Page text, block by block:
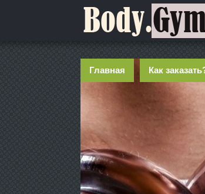
Главная Как